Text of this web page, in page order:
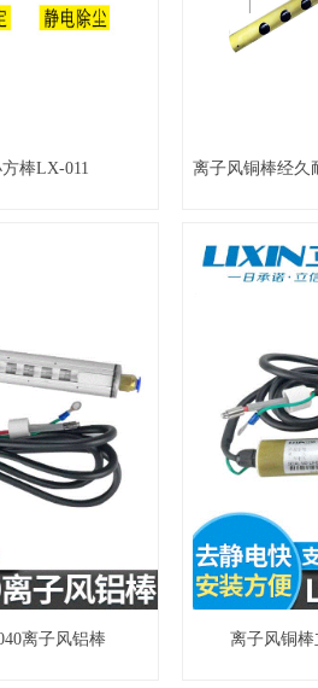
棒LX-011 离子风铜棒经久耐用
离子风铝棒 离子风铜